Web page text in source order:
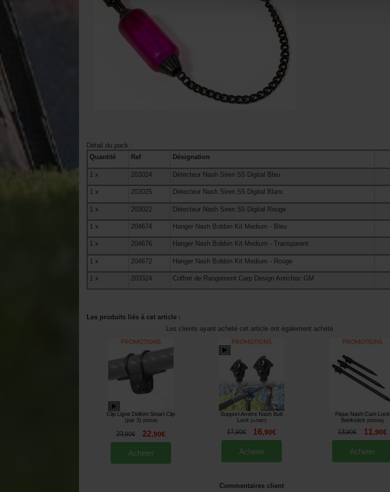
Détail du pack :
Quantité
Ref Désignation
1 x 203024 Détecteur Nash Siren S5 Digital Bleu
1 x 203025 Détecteur Nash Siren S5 Digital Blanc
1 x 203022 Détecteur Nash Siren S5 Digital Rouge
1 x 204674 Hanger Nash Bobbin Kit Medium - Bleu
1 x 204676 Hanger Nash Bobbin Kit Medium - Transparent
1 x 204672 Hanger Nash Bobbin Kit Medium - Rouge
1 x 203324 Coffret de Rangement Carp Design Antichoc GM
Les produits liés à cet article :
Les clients ayant acheté cet article ont également acheté :
Clip Ligne Delkim Smart Clip
(par 3)
[203538]
23,90€ 22,90€
Acheter
Support Arrière Nash Butt
Lock
[m23887]
17,90€ 16,90€
Acheter
Pique Nash Cam Lock
Bankstick
[205245A]
13,90€ 11,90€
Acheter
Commentaires client